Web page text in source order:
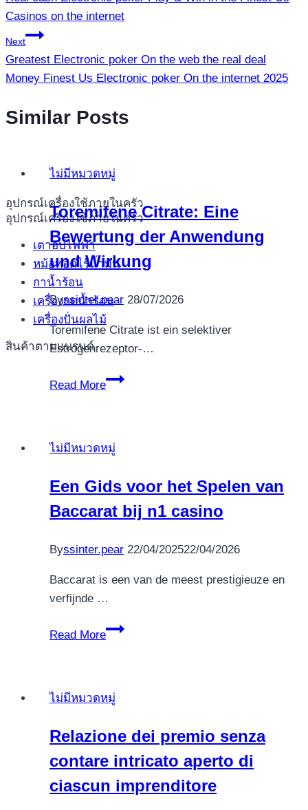
อุปกรณ์เครื่องใช้ภายในครัว
อุปกรณ์เครื่องใช้ภายในครัว
เตาอบไฟฟ้า
หม้อทอดไร้น้ำมัน
กาน้ำร้อน
เครื่องกดน้ำร้อน
เครื่องปั่นผลไม้
สินค้าตามแบรนด์
เรื่อง
Casinos on the internet
Next
Greatest Electronic poker On the web the real deal
Money Finest Us Electronic poker On the internet 2025
Similar Posts
ไม่มีหมวดหมู่
Toremifene Citrate: Eine
Bewertung der Anwendung
und Wirkung
Byssinter.pear 28/07/2026
Toremifene Citrate ist ein selektiver
Estrogenrezeptor-…
Read More
Toremifene
der
und
Wirkung
ไม่มีหมวดหมู่
Een Gids voor het Spelen van
Baccarat bij n1 casino
Byssinter.pear 22/04/202522/04/2026
Baccarat is een van de meest prestigieuze en
verfijnde …
Read More
Een
Spelen
Baccarat
bij
n1
casino
ไม่มีหมวดหมู่
Relazione dei premio senza
contare intricato aperto di
ciascun imprenditore